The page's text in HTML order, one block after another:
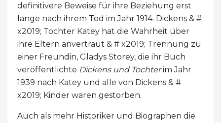
definitivere Beweise für ihre Beziehung erst
lange nach ihrem Tod im Jahr 1914. Dickens & #
x2019; Tochter Katey hat die Wahrheit über
ihre Eltern anvertraut & # x2019; Trennung zu
einer Freundin, Gladys Storey, die ihr Buch
veröffentlichte Dickens und Tochterim Jahr
1939 nach Katey und alle von Dickens & #
x2019; Kinder waren gestorben.
Auch als mehr Historiker und Biographen die